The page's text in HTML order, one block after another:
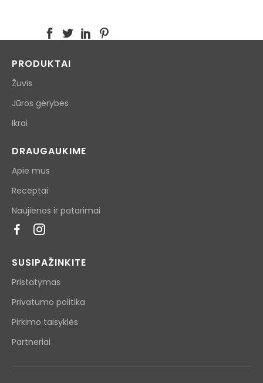
PRODUKTAI
Žuvis
Jūros gėrybės
Ikrai
DRAUGAUKIME
Apie mus
Receptai
Naujienos ir patarimai
SUSIPAŽINKITE
Pristatymas
Privatumo politika
Pirkimo taisyklės
Partneriai